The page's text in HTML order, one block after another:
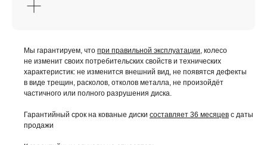
Мы гарантируем, что при правильной эксплуатации, колесо
не изменит своих потребительских свойств и технических
характеристик: не изменится внешний вид, не появятся дефекты
в виде трещин, расколов, отколов металла, не произойдёт
частичного или полного разрушения диска.
Гарантийный срок на кованые диски составляет 36 месяцев с даты
продажи